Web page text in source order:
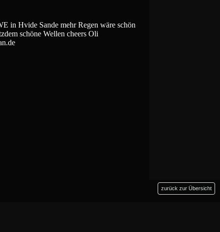
in Hvide Sande mehr Regen wäre schön
schöne Wellen cheers Oli
zurück zur Übersicht